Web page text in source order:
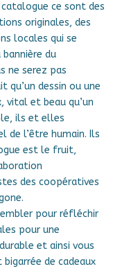
ce sont des
originales, des
locales qui se
du
ne serez pas
qu’un dessin ou une
vital et beau qu’un
ils et elles
de l’être humain. Ils
est le fruit,
des coopératives
pour réfléchir
pour une
et ainsi vous
de cadeaux